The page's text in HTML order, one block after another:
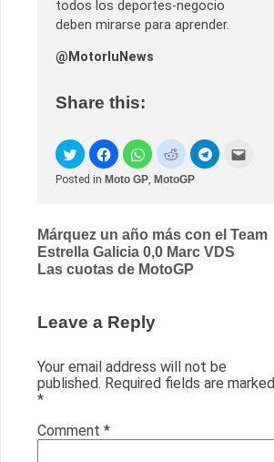
todos los deportes-negocio
deben mirarse para aprender.
@MotorluNews
Share this:
Posted in Moto GP MotoGP
Post
navigation
Márquez un año más con el Team
Estrella Galicia 0,0 Marc VDS
Las cuotas de MotoGP
Leave a Reply
Your email address will not be
published. Required fields are marked
*
Comment *